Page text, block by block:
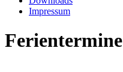
Impressum
Ferientermine